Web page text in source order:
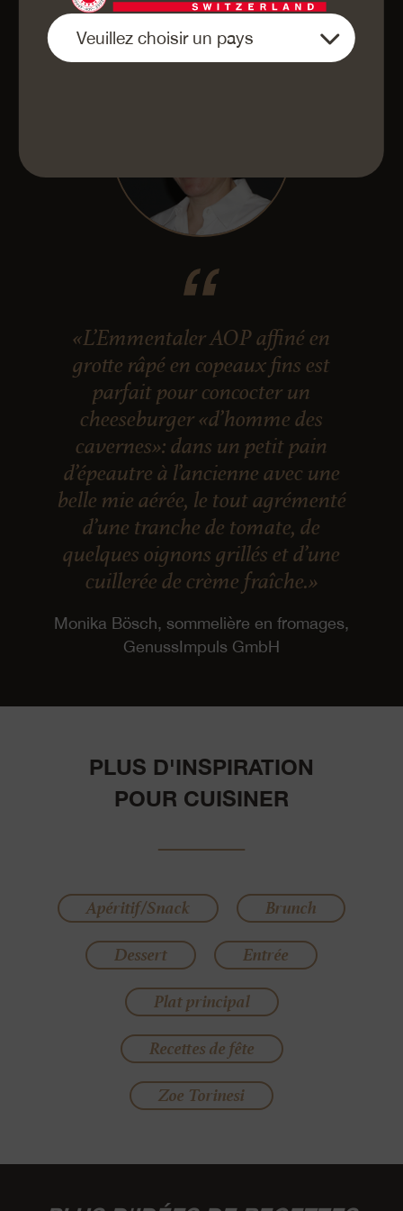
«L’Emmentaler AOP affiné en
grotte râpé en copeaux fins est
parfait pour concocter un
cheeseburger «d’homme des
cavernes»: dans un petit pain
d’épeautre à l’ancienne avec une
belle mie aérée, le tout agrémenté
d’une tranche de tomate, de
quelques oignons grillés et d’une
cuillerée de crème fraîche.»
Monika Bösch, sommelière en fromages,
GenussImpuls GmbH
PLUS D'INSPIRATION
POUR CUISINER
Apéritif/Snack
Brunch
Dessert
Entrée
Plat principal
Recettes de fête
Zoe Torinesi